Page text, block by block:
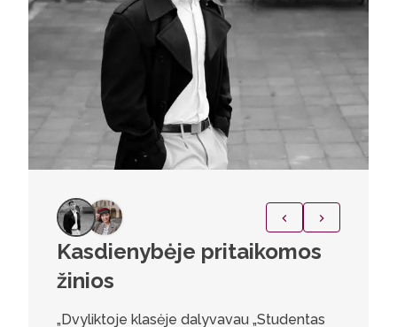
Kasdienybėje pritaikomos
žinios
„Dvyliktoje klasėje dalyvavau „Studentas